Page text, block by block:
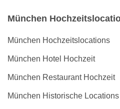
München
München Hochzeitslocations
München Hotel Hochzeit
München Restaurant Hochzeit
München Historische Locations